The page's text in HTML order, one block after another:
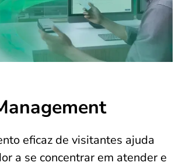
eficaz de visitantes ajuda
a se concentrar em atender e